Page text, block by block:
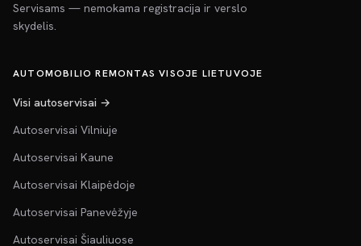
Servisams — nemokama registracija ir verslo
skydelis.
AUTOMOBILIO REMONTAS VISOJE LIETUVOJE
Visi autoservisai →
Autoservisai Vilniuje
Autoservisai Kaune
Autoservisai Klaipėdoje
Autoservisai Panevėžyje
Autoservisai Šiauliuose